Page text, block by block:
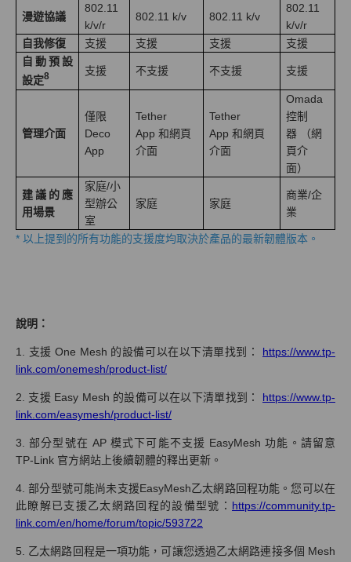
漫遊協議
802.11
k/v/r
802.11 k/v 802.11 k/v
802.11
k/v/r
自我修復
支援 支援 支援
支援
自動預設
設定8 支援 不支援 不支援 支援
管理介面
僅限
Deco
App
Tether
App 和網頁
介面
Tether
App 和網頁
介面
Omada
控制
器 （網
頁介
面）
建議的應
用場景
家庭/小
型辦公
室
家庭 家庭
商業/企
業
* 以上提到的所有功能的支援度均取決於產品的最新韌體版本。
說明：
1. 支援 One Mesh 的設備可以在以下清單找到： https://www.tp-
link.com/onemesh/product-list/
2. 支援 Easy Mesh 的設備可以在以下清單找到： https://www.tp-
link.com/easymesh/product-list/
3. 部分型號在 AP 模式下可能不支援 EasyMesh 功能。請留意
TP-Link 官方網站上後續韌體的釋出更新。
4. 部分型號可能尚未支援EasyMesh乙太網路回程功能。您可以在
此瞭解已支援乙太網路回程的設備型號： https://community.tp-
link.com/en/home/forum/topic/593722
5. 乙太網路回程是一項功能，可讓您透過乙太網路連接多個 Mesh